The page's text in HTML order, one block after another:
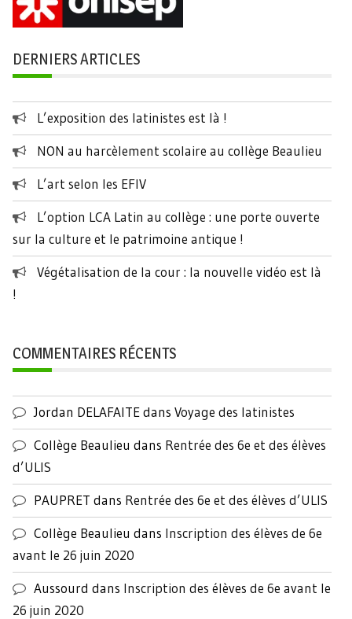
DERNIERS ARTICLES
L’exposition des latinistes est là !
NON au harcèlement scolaire au collège Beaulieu
L’art selon les EFIV
L’option LCA Latin au collège : une porte ouverte
sur la culture et le patrimoine antique !
Végétalisation de la cour : la nouvelle vidéo est là
!
COMMENTAIRES RÉCENTS
Jordan DELAFAITEdans Voyage des latinistes
Collège Beaulieu dans Rentrée des 6e et des élèves
d’ULIS
PAUPRET dans Rentrée des 6e et des élèves d’ULIS
Collège Beaulieu dans Inscription des élèves de 6e
avant le 26 juin 2020
Aussourd dans Inscription des élèves de 6e avant le
26 juin 2020